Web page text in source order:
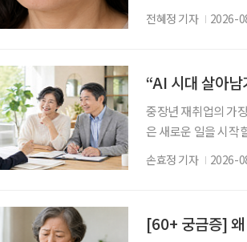
록 팔자주름이 눈
정을 지을 때 반복
전혜정 기자 2026-
“AI 시대 살아
중장년 재취업의 가
은 새로운 일을 시작
이야기하는 지금 중
하는 일을 새로운 기
손효정 기자 2026-
[60+ 궁금증] 왜